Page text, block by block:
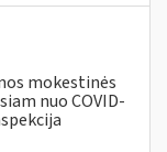
mokestinės
nuo COVID-